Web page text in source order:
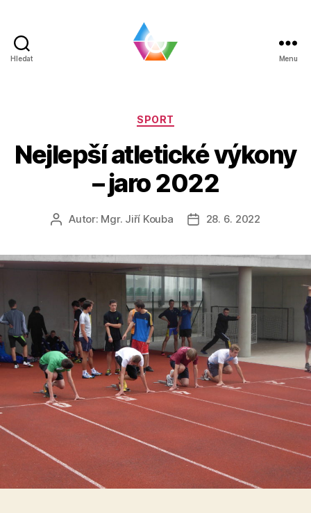
Hledat
a
VOŠ
Chomutov
Menu
Rubriky
SPORT
Nejlepší atletické výkony
– jaro 2022
AutorAutor: Mgr. Jiří Kouba
Datum
28. 6. 2022